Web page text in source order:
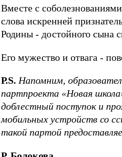
Вместе с
слова искренней
Родины - достойного сына
Его мужество и отвага -
Р.S. Напомним,
партпроекта «Новая
доблестный поступок и
мобильных устройств со
такой партой